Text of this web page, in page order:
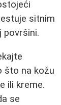
sitnim
površini.
što na kožu
ili kreme.
se